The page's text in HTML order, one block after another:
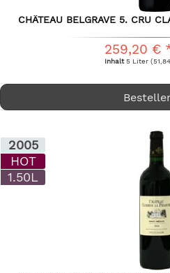
CHÂTEAU BELGRAVE 5. CRU
259,20 €
Inhalt5 Liter
2005
HOT
1.50L